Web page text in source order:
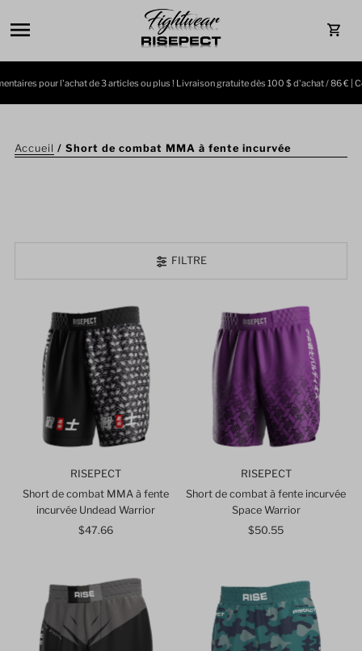
Ignorer et passer au contenu
pour l'achat de 3 articles ou plus ! Livraison gratuite dès 100 $ d'achat / 86 € |
Accueil /Short de combat MMA à fente incurvée
FILTRE
RISEPECT
Short de combat MMA à fente
incurvée Undead Warrior
Prix
$47.66
RISEPECT
Short de combat à fente incurvée
Space Warrior
Prix
$50.55